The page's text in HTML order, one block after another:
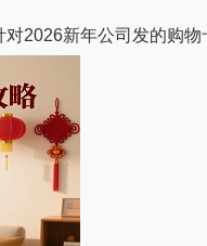
对2026新年公司发的购